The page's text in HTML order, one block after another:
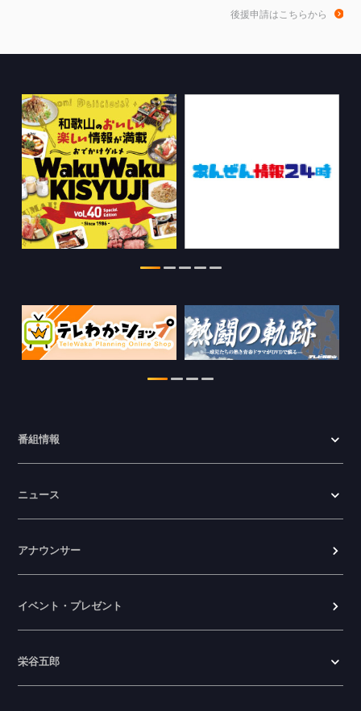
和歌山de乾杯！の情報を更新しました。
2026.08.04
情報を更新しました。
特別番組【8月】の情報を更新しました。
WTV NEWS6【ここ押し！】の情報を更
新しました。
後援申請はこちらから
番組情報
ニュース
アナウンサー
イベント・プレゼント
栄谷五郎